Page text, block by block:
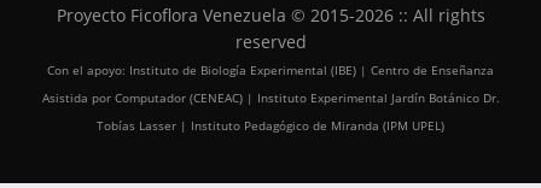
Proyecto Ficoflora Venezuela © 2015-2026 :: All rights
reserved
Con el apoyo: Instituto de Biología Experimental (IBE) | Centro de Enseñanza
Asistida por Computador (CENEAC) | Instituto Experimental Jardín Botánico Dr.
Tobías Lasser | Instituto Pedagógico de Miranda (IPM UPEL)